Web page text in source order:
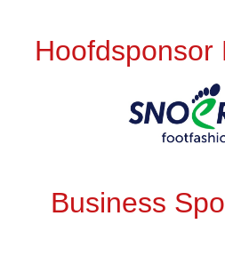
Hoofdsponsor
Business